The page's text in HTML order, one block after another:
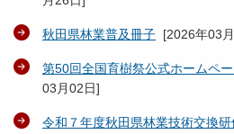
秋田県林業普及冊子 [2026年03
第50回全国育樹祭公式ホームペ
03月02日]
令和７年度秋田県林業技術交換